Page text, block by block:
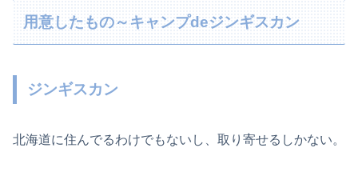
用意したもの～キャンプdeジンギスカン
ジンギスカン
北海道に住んでるわけでもないし、取り寄せるしかない。